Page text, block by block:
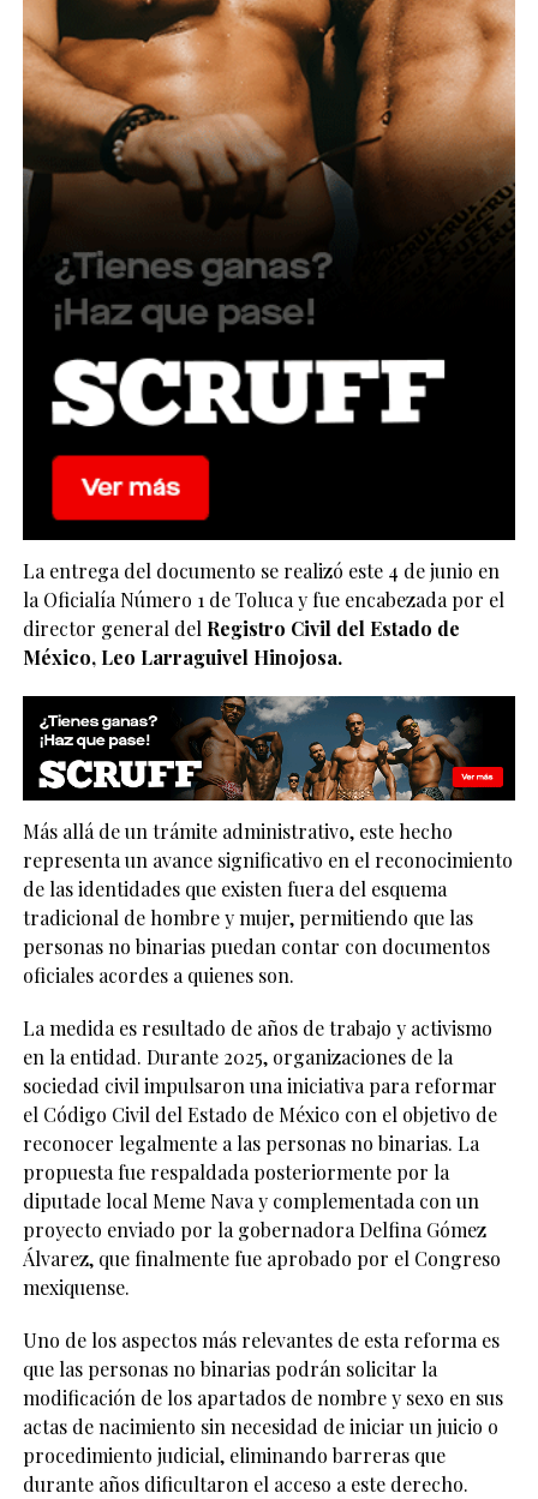
La entrega del documento se realizó este 4 de junio en
la Oficialía Número 1 de Toluca y fue encabezada por el
director general del Registro Civil del Estado de
México, Leo Larraguivel Hinojosa.
Más allá de un trámite administrativo, este hecho
representa un avance significativo en el reconocimiento
de las identidades que existen fuera del esquema
tradicional de hombre y mujer, permitiendo que las
personas no binarias puedan contar con documentos
oficiales acordes a quienes son.
La medida es resultado de años de trabajo y activismo
en la entidad. Durante 2025, organizaciones de la
sociedad civil impulsaron una iniciativa para reformar
el Código Civil del Estado de México con el objetivo de
reconocer legalmente a las personas no binarias. La
propuesta fue respaldada posteriormente por la
diputade local Meme Nava y complementada con un
proyecto enviado por la gobernadora Delfina Gómez
Álvarez, que finalmente fue aprobado por el Congreso
mexiquense.
Uno de los aspectos más relevantes de esta reforma es
que las personas no binarias podrán solicitar la
modificación de los apartados de nombre y sexo en sus
actas de nacimiento sin necesidad de iniciar un juicio o
procedimiento judicial, eliminando barreras que
durante años dificultaron el acceso a este derecho.